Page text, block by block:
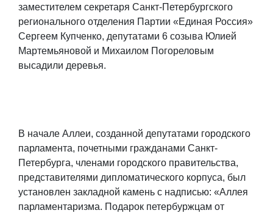
заместителем секретаря Санкт-Петербургского
регионального отделения Партии «Единая Россия»
Сергеем Купченко, депутатами 6 созыва Юлией
Мартемьяновой и Михаилом Погореловым
высадили деревья.
В начале Аллеи, созданной депутатами городского
парламента, почетными гражданами Санкт-
Петербурга, членами городского правительства,
представителями дипломатического корпуса, был
установлен закладной камень с надписью: «Аллея
парламентаризма. Подарок петербуржцам от